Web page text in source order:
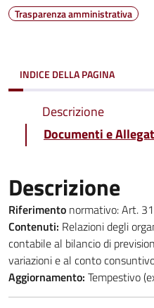
Trasparenza amministrativa
INDICE DELLA PAGINA
Descrizione
Documenti e
Descrizione
Riferimento normativo: Art.
Contenuti: Relazioni degli
contabile al bilancio di
variazioni e al conto
Aggiornamento: Tempestivo